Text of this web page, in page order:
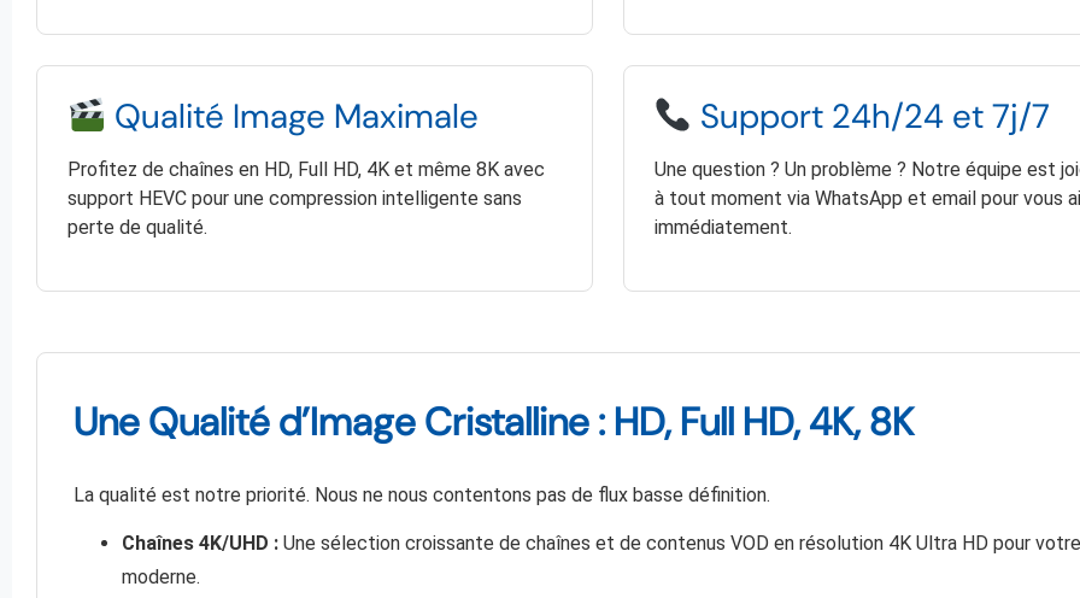
Qualité Image Maximale
Profitez de chaînes en HD, Full HD, 4K et même 8K avec
support HEVC pour une compression intelligente sans
perte de qualité.
Support 24h/24 et 7j/7
Une question ? Un problème ? Notre équipe est
à tout moment via WhatsApp et email pour vous
immédiatement.
Une Qualité d’Image Cristalline : HD, Full HD, 4K, 8K
La qualité est notre priorité. Nous ne nous contentons pas de flux basse définition.
Chaînes 4K/UHD : Une sélection croissante de chaînes et de contenus VOD en résolution 4K Ultra HD pour
moderne.